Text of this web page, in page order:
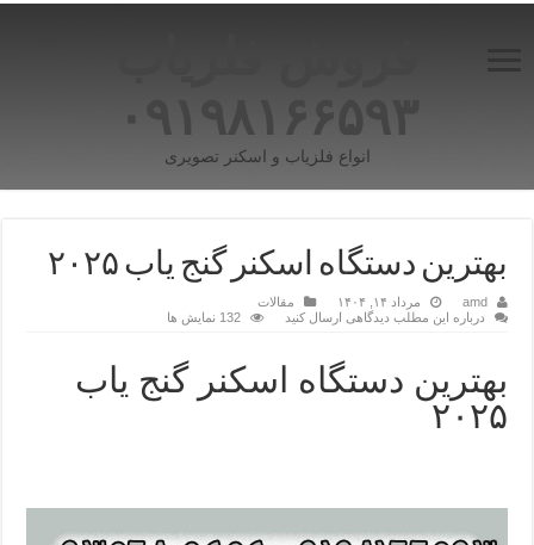
۰۹۱۹۸۱۶۶۵۹۳
انواع فلزیاب و اسکنر تصویری
بهترین دستگاه اسکنر گنج یاب ۲۰۲۵
amd مرداد ۱۴, ۱۴۰۴
مقالات
درباره این مطلب دیدگاهی ارسال کنید
132 نمایش ها
بهترین دستگاه اسکنر گنج یاب
۲۰۲۵